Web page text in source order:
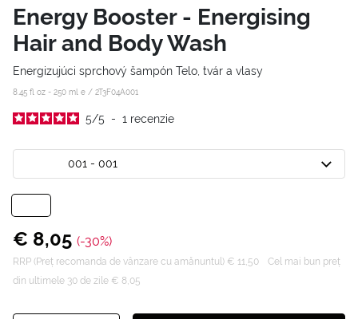
Energy Booster - Energising
Hair and Body Wash
Energizujúci sprchový šampón Telo, tvár a vlasy
8.45 fl oz - 250 ml e / 2T3F04A001
5/5 - 1 recenzie
001 - 001
€ 8,05 (-30%)
RRP (Preț recomanda de vânzare cu amănuntul) € 11,50
Cel mai bun preț
din ultimele 30 de zile € 8,05